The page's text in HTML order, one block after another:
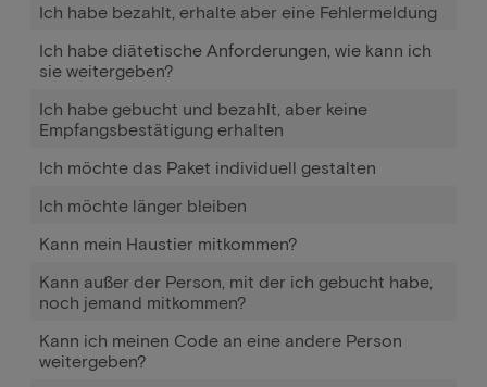
Ich habe bezahlt, erhalte aber eine Fehlermeldung
Ich habe diätetische Anforderungen, wie kann ich
sie weitergeben?
Ich habe gebucht und bezahlt, aber keine
Empfangsbestätigung erhalten
Ich möchte das Paket individuell gestalten
Ich möchte länger bleiben
Kann mein Haustier mitkommen?
Kann außer der Person, mit der ich gebucht habe,
noch jemand mitkommen?
Kann ich meinen Code an eine andere Person
weitergeben?